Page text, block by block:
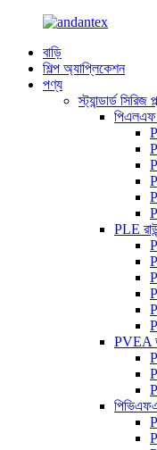
বাড়ি
শিল্প অ্যাপ্লিকেশন
পণ্য
স্ট্যান্ডার্ড সিরিজ
পিএলএফ
PLE
PVEA